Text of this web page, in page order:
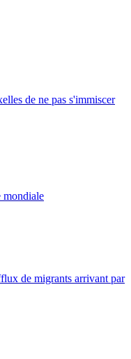
de ne pas s'immiscer
mondiale
de migrants arrivant par